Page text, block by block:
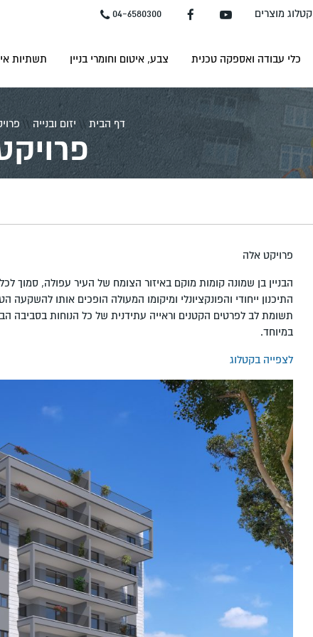
קטלוג מוצרים 04-6580300
כלי עבודה ואספקה טכנית צבע, איטום וחומרי בניין תשתיות
דף הבית \\ יזום ובנייה \\
פרויקט אלה
הבניין בן שמונה קומות מוקם באיזור הצומח של העיר עפולה, סמוך
התיכנון ייחודי והפונקציונלי ומיקומו המעולה הופכים אותו להשקעה
תשומת לב לפרטים הקטנים וראייה עתידנית של כל הנוחות בסביבה
במיוחד.
לצפייה בקטלוג